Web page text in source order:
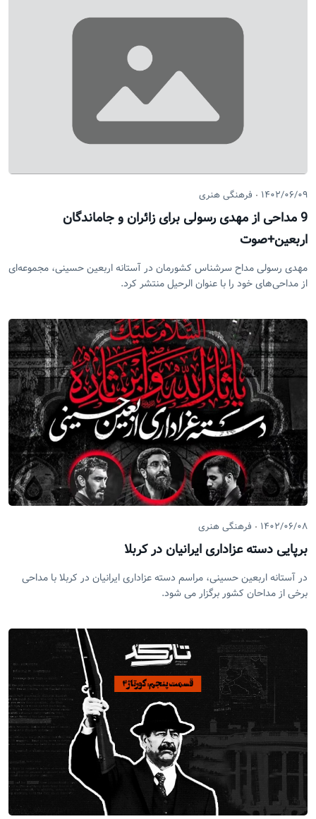
۱۴۰۲/۰۶/۰۹ فرهنگی هنری
9 مداحی از مهدی رسولی برای زائران و جاماندگان
اربعین+صوت
مهدی رسولی مداح سرشناس کشورمان در آستانه اربعین حسینی، مجموعه‌ای
از مداحی‌های خود را با عنوان الرحیل منتشر کرد.
۱۴۰۲/۰۶/۰۸ فرهنگی هنری
برپایی دسته عزاداری ایرانیان در کربلا
در آستانه اربعین حسینی، مراسم دسته عزاداری ایرانیان در کربلا با مداحی
برخی از مداحان کشور برگزار می شود.